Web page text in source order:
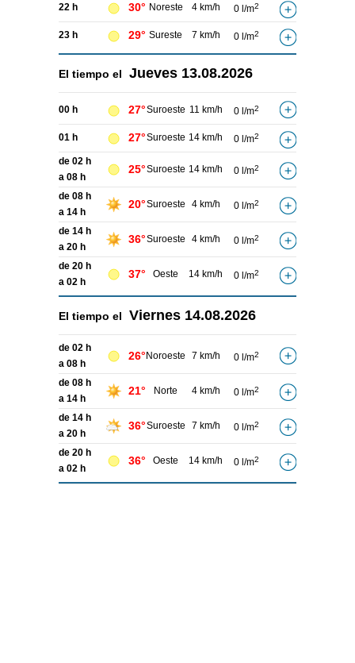
22 h 30° Noreste 4 km/h 0 l/m2
23 h 29° Sureste 7 km/h 0 l/m2
El tiempo el Jueves 13.08.2026
00 h 27°Suroeste 11 km/h 0 l/m2
01 h 27°Suroeste 14 km/h 0 l/m2
de 02 h
a 08 h
25°Suroeste 14 km/h 0 l/m2
de 08 h
a 14 h
20°Suroeste 4 km/h 0 l/m2
de 14 h
a 20 h
36°Suroeste 4 km/h 0 l/m2
de 20 h
a 02 h
37° Oeste 14 km/h 0 l/m2
El tiempo el Viernes 14.08.2026
de 02 h
a 08 h
26° Noroeste 7 km/h 0 l/m2
de 08 h
a 14 h
21° Norte 4 km/h 0 l/m2
de 14 h
a 20 h
36°Suroeste 7 km/h 0 l/m2
de 20 h
a 02 h
36° Oeste 14 km/h 0 l/m2